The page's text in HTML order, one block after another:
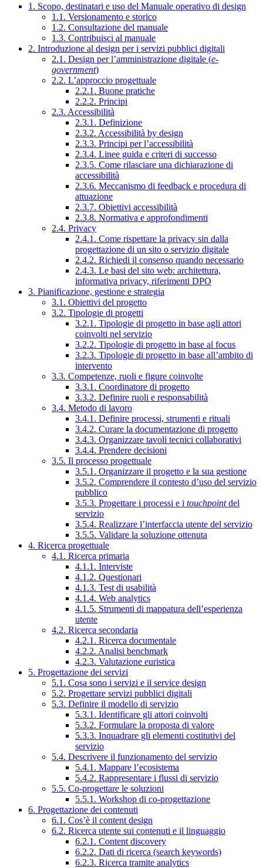
1. Scopo, destinatari e uso del Manuale operativo di design
1.1. Versionamento e storico
1.2. Consultazione del manuale
1.3. Contribuisci al manuale
2. Introduzione al design per i servizi pubblici digitali
2.1. Design per l’amministrazione digitale (e-
government)
2.2. L’approccio progettuale
2.2.1. Buone pratiche
2.2.2. Principi
2.3. Accessibilità
2.3.1. Definizione
2.3.2. Accessibilità by design
2.3.3. Principi per l’accessibilità
2.3.4. Linee guida e criteri di successo
2.3.5. Come rilasciare una dichiarazione di
accessibilità
2.3.6. Meccanismo di feedback e procedura di
attuazione
2.3.7. Obiettivi accessibilità
2.3.8. Normativa e approfondimenti
2.4. Privacy
2.4.1. Come rispettare la privacy sin dalla
progettazione di un sito o servizio digitale
2.4.2. Richiedi il consenso quando necessario
2.4.3. Le basi del sito web: architettura,
informativa privacy, riferimenti DPO
3. Pianificazione, gestione e strategia
3.1. Obiettivi del progetto
3.2. Tipologie di progetti
3.2.1. Tipologie di progetto in base agli attori
coinvolti nel servizio
3.2.2. Tipologie di progetto in base al focus
3.2.3. Tipologie di progetto in base all’ambito di
intervento
3.3. Competenze, ruoli e figure coinvolte
3.3.1. Coordinatore di progetto
3.3.2. Definire ruoli e responsabilità
3.4. Metodo di lavoro
3.4.1. Definire processi, strumenti e rituali
3.4.2. Curare la documentazione di progetto
3.4.3. Organizzare tavoli tecnici collaborativi
3.4.4. Prendere decisioni
3.5. Il processo progettuale
3.5.1. Organizzare il progetto e la sua gestione
3.5.2. Comprendere il contesto d’uso del servizio
pubblico
3.5.3. Progettare i processi e i touchpointdel
servizio
3.5.4. Realizzare l’interfaccia utente del servizio
3.5.5. Validare la soluzione ottenuta
4. Ricerca progettuale
4.1. Ricerca primaria
4.1.1. Interviste
4.1.2. Questionari
4.1.3. Test di usabilità
4.1.4. Web analytics
4.1.5. Strumenti di mappatura dell’esperienza
utente
4.2. Ricerca secondaria
4.2.1. Ricerca documentale
4.2.2. Analisi benchmark
4.2.3. Valutazione euristica
5. Progettazione dei servizi
5.1. Cosa sono i servizi e il service design
5.2. Progettare servizi pubblici digitali
5.3. Definire il modello di servizio
5.3.1. Identificare gli attori coinvolti
5.3.2. Formulare la proposta di valore
5.3.3. Inquadrare gli elementi costitutivi del
servizio
5.4. Descrivere il funzionamento del servizio
5.4.1. Mappare l’ecosistema
5.4.2. Rappresentare i flussi di servizio
5.5. Co-progettare le soluzioni
5.5.1. Workshop di co-progettazione
6. Progettazione dei contenuti
6.1. Cos’è il content design
6.2. Ricerca utente sui contenuti e il linguaggio
6.2.1. Content discovery
6.2.2. Dati di ricerca (search keywords)
6.2.3. Ricerca tramite analytics